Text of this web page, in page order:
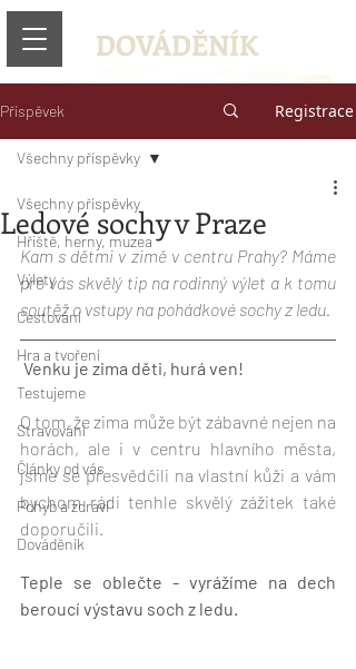
DOVÁDĚNÍK
Příspěvek Registrace
Všechny příspěvky
Hřiště, herny, muzea
Výlety
Cestování
Hra a tvoření
Testujeme
Stravování
Články od vás
Pohyb a zdraví
Dováděník
Všechny příspěvky
Ledové sochy v Praze
Kam s dětmi v zimě v centru Prahy? Máme
pro vás skvělý tip na rodinný výlet a k tomu
soutěž o vstupy na pohádkové sochy z ledu.
Venku je zima děti, hurá ven!
O tom, že zima může být zábavné nejen na
horách, ale i v centru hlavního města,
jsme se přesvědčili na vlastní kůži a vám
bychom rádi tenhle skvělý zážitek také
doporučili.
Teple se oblečte - vyrážíme na dech
beroucí výstavu soch z ledu.